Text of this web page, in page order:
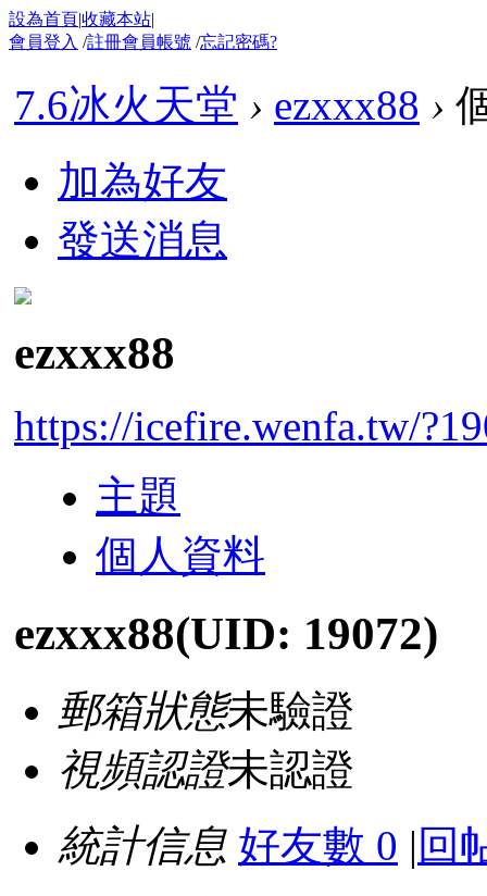
設為首頁|收藏本站|
會員登入 /註冊會員帳號 /忘記密碼?
7.6冰火天堂 › ezxxx88 ›
加為好友
發送消息
ezxxx88
https://icefire.wenfa.tw/
主題
個人資料
ezxxx88(UID: 19072)
郵箱狀態未驗證
視頻認證未認證
統計信息 好友數 0 | 回